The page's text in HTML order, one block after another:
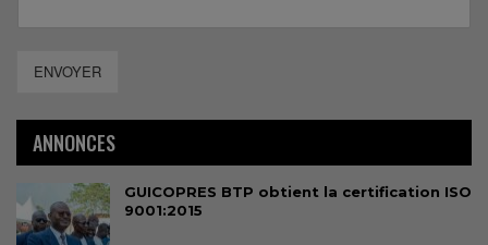
ENVOYER
ANNONCES
GUICOPRES BTP obtient la certification ISO
9001:2015